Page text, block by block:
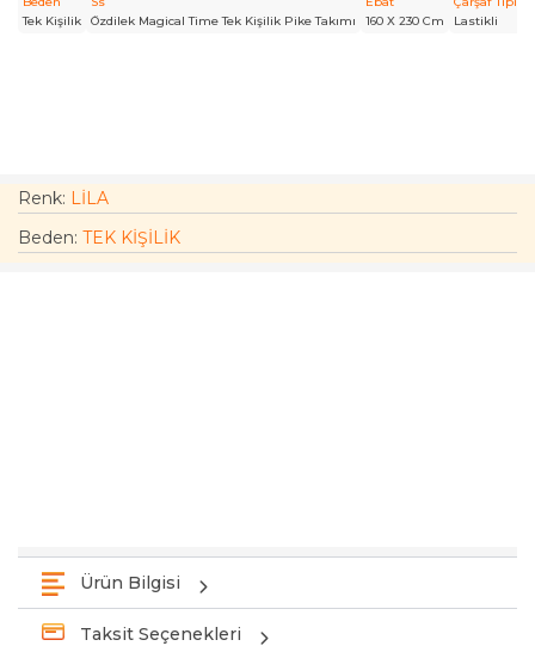
Tek Kişilik
Özdilek Magical Time Tek Kişilik Pike Takımı
160 X 230 Cm
Lastikli
Renk: LİLA
Beden: TEK KİŞİLİK
Ürün Bilgisi
Taksit Seçenekleri